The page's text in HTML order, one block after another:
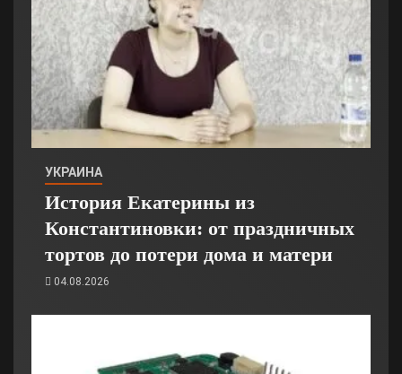
УКРАИНА
История Екатерины из
Константиновки: от праздничных
тортов до потери дома и матери
04.08.2026